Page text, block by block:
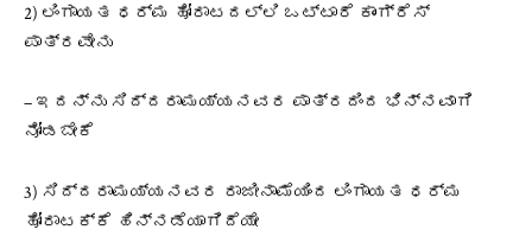
2) ಲಿಂಗಾಯತ ಧರ್ಮ ಹೋರಾಟದಲ್ಲಿ ಒಟ್ಟಾರೆ ಕಾಂಗ್ರೆಸ್
ಪಾತ್ರವೇನು
– ಇದನ್ನು ಸಿದ್ದರಾಮಯ್ಯನವರ ಪಾತ್ರದಿಂದ ಭಿನ್ನವಾಗಿ
ನೋಡಬೇಕೆ
3) ಸಿದ್ದರಾಮಯ್ಯನವರ ರಾಜೀನಾಮೆಯಿಂದ ಲಿಂಗಾಯತ ಧರ್ಮ
ಹೋರಾಟಕ್ಕೆ ಹಿನ್ನಡೆಯಾಗಿದೆಯೇ